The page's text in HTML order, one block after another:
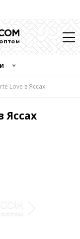
Love в Яссах
Яссах